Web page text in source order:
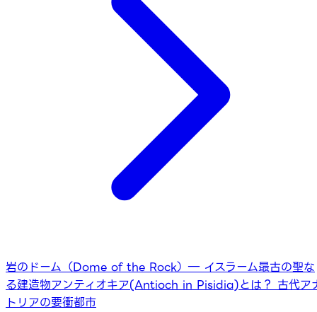
岩のドーム（Dome of the Rock）― イスラーム最古の聖な
る建造物アンティオキア(Antioch in Pisidia)とは？ 古代ア
トリアの要衝都市